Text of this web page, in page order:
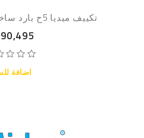
تكييف ميديا 5ح بارد ساخن انفرتر ميشن برو
اضافة